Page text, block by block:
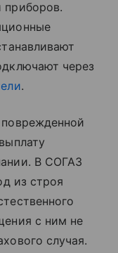
приборов.
через
.
В СОГАЗ
из строя
с ним не
случая.